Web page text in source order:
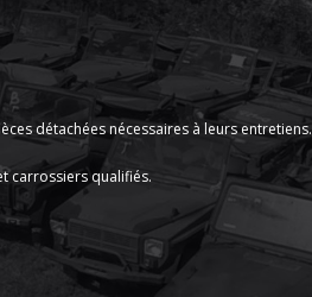
détachées nécessaires à leurs entretiens.
carrossiers qualifiés.